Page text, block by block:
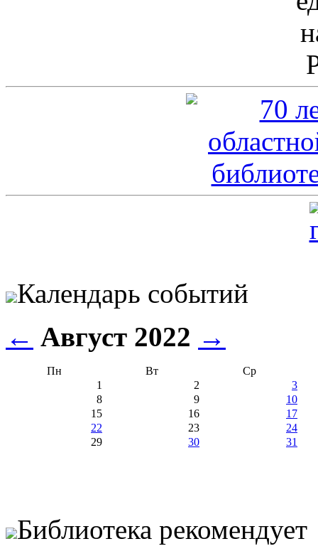
Календарь событий
← Август 2022 →
Пн Вт
Ср
1
2
3
8
9
10
15
16
17
22
23
24
29
30 31
Библиотека рекомендует